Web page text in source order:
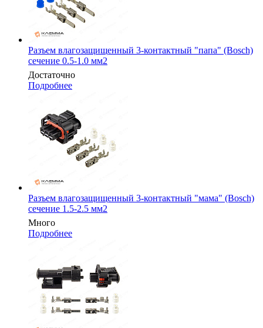
Разъем влагозащищенный 3-контактный "папа" (Bosch)
сечение 0.5-1.0 мм2
Достаточно
Подробнее
Разъем влагозащищенный 3-контактный "мама" (Bosch)
сечение 1.5-2.5 мм2
Много
Подробнее